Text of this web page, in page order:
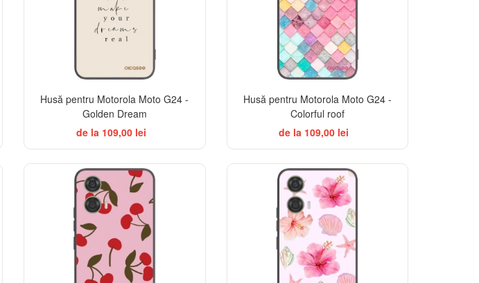
Husă pentru Motorola Moto G24 -
Golden Dream
de la 109,00 lei
Husă pentru Motorola Moto G24 -
Colorful roof
de la 109,00 lei